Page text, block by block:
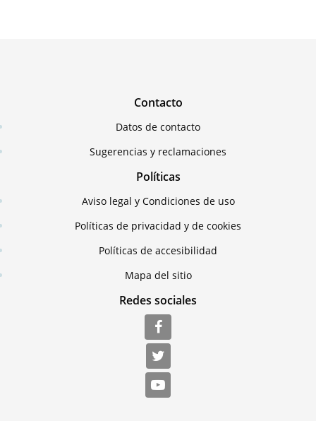
Contacto
Datos de contacto
Sugerencias y reclamaciones
Políticas
Aviso legal y Condiciones de uso
Políticas de privacidad y de cookies
Políticas de accesibilidad
Mapa del sitio
Redes sociales